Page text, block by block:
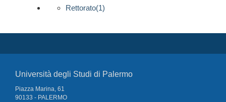
Rettorato(1)
Università degli Studi di Palermo
Piazza Marina, 61
90133 - PALERMO